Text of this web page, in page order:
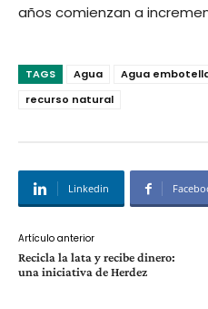
años comienzan a
TAGS Agua Agua
recurso natural
Linkedin
Artículo anterior
Recicla la lata y recibe dinero:
una iniciativa de Herdez